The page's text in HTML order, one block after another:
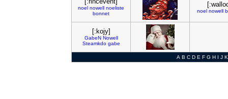
noel nowell noeliste
bonnet
noel nowell
[:kojy]
GabeN Nowell
Steamkdo gabe
A B C D E F G H I J K